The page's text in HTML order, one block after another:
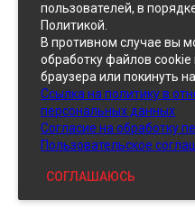
Кожзам
пользователей, в
Политикой.
В противном случае вы
обработку файлов cookie
браузера или покинуть
Ссылка на политику в
персональных данных
Согласие на обработку
Пользовательское
СОГЛАШАЮСЬ